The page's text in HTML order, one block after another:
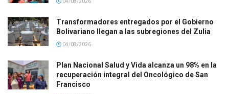
04/08/2026
Transformadores entregados por el Gobierno
Bolivariano llegan a las subregiones del Zulia
04/08/2026
Plan Nacional Salud y Vida alcanza un 98% en la
recuperación integral del Oncológico de San
Francisco